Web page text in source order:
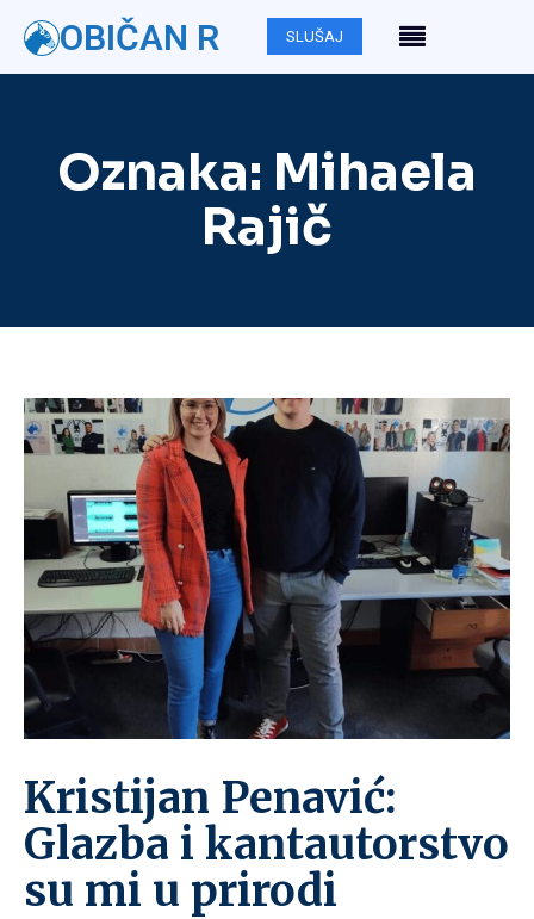
OBIČAN R SLUŠAJ
Oznaka: Mihaela
Rajič
Kristijan Penavić:
Glazba i kantautorstvo
su mi u prirodi